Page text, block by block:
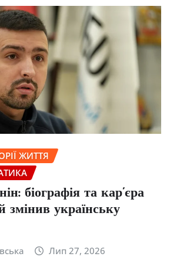
ЖИТТЯ
біографія та кар’єра
змінив українську
Лип 27, 2026